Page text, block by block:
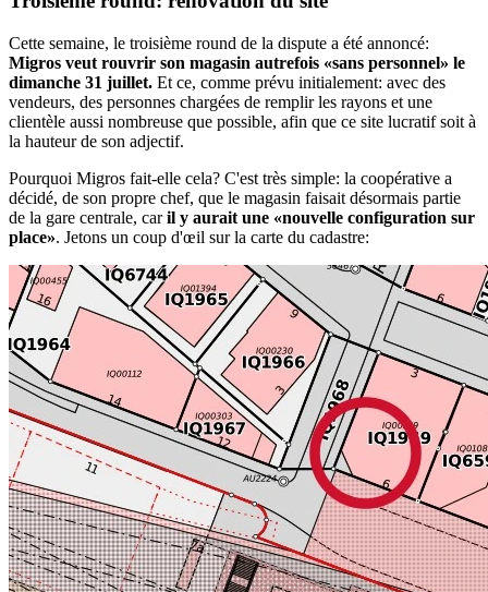
Cette semaine, le troisième round de la dispute a été annoncé:
Migros veut rouvrir son magasin autrefois «sans personnel» le
dimanche 31 juillet. Et ce, comme prévu initialement: avec des
vendeurs, des personnes chargées de remplir les rayons et une
clientèle aussi nombreuse que possible, afin que ce site lucratif soit à
la hauteur de son adjectif.
Pourquoi Migros fait-elle cela? C'est très simple: la coopérative a
décidé, de son propre chef, que le magasin faisait désormais partie
de la gare centrale, caril y aurait une «nouvelle configuration sur
place». Jetons un coup d'œil sur la carte du cadastre: